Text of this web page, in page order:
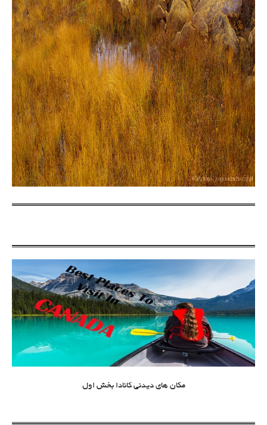
مکان های دیدنی کانادا بخش اول